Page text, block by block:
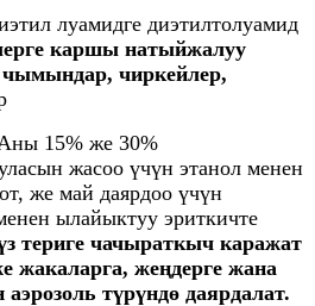
луамидге диэтилтолуамид
каршы натыйжалуу
чымындар, чиркейлер,
15% же 30%
жасоо үчүн этанол менен
же май даярдоо үчүн
ылайыктуу эриткичте
териге чачыраткыч каражат
жакаларга, жеңдерге жана
түрүндө даярдалат.